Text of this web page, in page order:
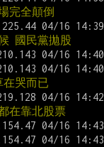
完全顛倒
國民黨拋股
哭而已
在靠北股票